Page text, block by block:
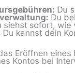
Du
Du
siehst sofort, wie
Du kannst dein
Eröffnen eines
Kontos bei